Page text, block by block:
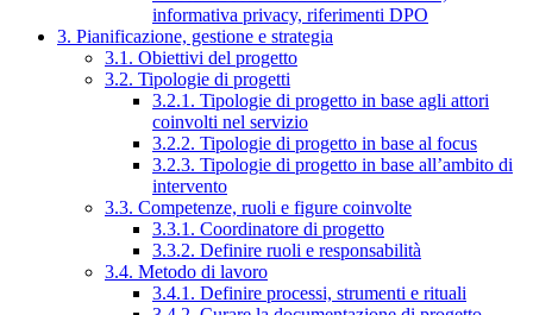
informativa privacy, riferimenti DPO
3. Pianificazione, gestione e strategia
3.1. Obiettivi del progetto
3.2. Tipologie di progetti
3.2.1. Tipologie di progetto in base agli attori
coinvolti nel servizio
3.2.2. Tipologie di progetto in base al focus
3.2.3. Tipologie di progetto in base all’ambito di
intervento
3.3. Competenze, ruoli e figure coinvolte
3.3.1. Coordinatore di progetto
3.3.2. Definire ruoli e responsabilità
3.4. Metodo di lavoro
3.4.1. Definire processi, strumenti e rituali